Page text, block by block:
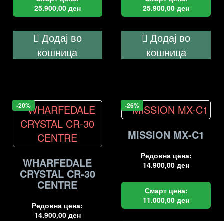
25.900,00 ден
Додај во
кошница
25.900,00ден
Додај во
кошница
-20%
WHARFEDALE
CRYSTAL CR-30
CENTRE
Редовна цена:
14.900,00 ден
-26%
MISSION MX-C1
Редовна цена:
14.900,00ден
Смарт цена:
11.000,00ден